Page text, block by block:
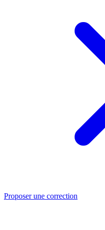
Proposer une correction